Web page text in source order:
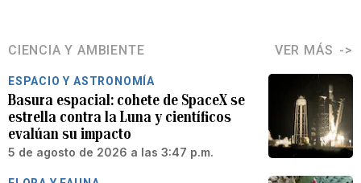
CIENCIA Y AMBIENTE VER MÁS
ESPACIO Y ASTRONOMÍA
Basura espacial: cohete de SpaceX se
estrella contra la Luna y científicos
evalúan su impacto
5 de agosto de 2026 a las 3:47 p.m.